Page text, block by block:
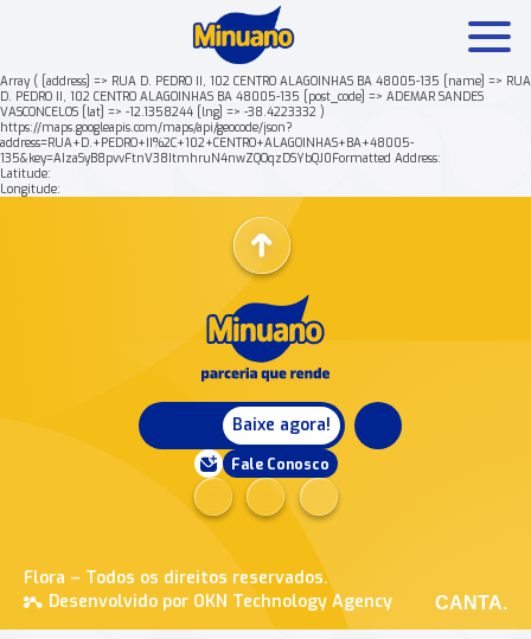
Array ( [address] => RUA D. PEDRO II, 102 CENTRO ALAGOINHAS BA 48005-135 [name] => RUA
D. PEDRO II, 102 CENTRO ALAGOINHAS BA 48005-135 [post_code] => ADEMAR SANDES
VASCONCELOS [lat] => -12.1358244 [lng] => -38.4223332 )
https://maps.googleapis.com/maps/api/geocode/json?
address=RUA+D.+PEDRO+II%2C+102+CENTRO+ALAGOINHAS+BA+48005-
135&key=AIzaSyB8pvvFtnV38ItmhruN4nwZQOqzDSYbQJ0Formatted Address:
Latitude:
Longitude:
Baixe agora!
Fale Conosco
Flora – Todos os direitos reservados.
Desenvolvido por OKN Technology Agency
CANTA.
Mais buscados: Produtos Minuano Rende +
Nossa história